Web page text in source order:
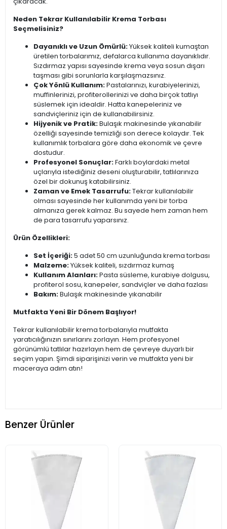
Neden Tekrar Kullanılabilir Krema Torbası
Seçmelisiniz?
Dayanıklı ve Uzun Ömürlü:Yüksek kaliteli kumaştan
üretilen torbalarımız, defalarca kullanıma dayanıklıdır.
Sızdırmaz yapısı sayesinde krema veya sosun dışarı
taşması gibi sorunlarla karşılaşmazsınız.
Çok Yönlü Kullanım:Pastalarınızı, kurabiyelerinizi,
muffinlerinizi, profiterollerinizi ve daha birçok tatlıyı
süslemek için idealdir. Hatta kanepeleriniz ve
sandviçleriniz için de kullanabilirsiniz.
Hijyenik ve Pratik:Bulaşık makinesinde yıkanabilir
özelliği sayesinde temizliği son derece kolaydır. Tek
kullanımlık torbalara göre daha ekonomik ve çevre
dostudur.
Profesyonel Sonuçlar:Farklı boylardaki metal
uçlarıyla istediğiniz deseni oluşturabilir, tatlılarınıza
özel bir dokunuş katabilirsiniz.
Zaman ve Emek Tasarrufu:Tekrar kullanılabilir
olması sayesinde her kullanımda yeni bir torba
almanıza gerek kalmaz. Bu sayede hem zaman hem
de para tasarrufu yaparsınız.
Ürün Özellikleri:
Set İçeriği:5 adet 50 cm uzunluğunda krema torbası
Malzeme:Yüksek kaliteli, sızdırmaz kumaş
Kullanım Alanları:Pasta süsleme, kurabiye dolgusu,
profiterol sosu, kanepeler, sandviçler ve daha fazlası
Bakım:Bulaşık makinesinde yıkanabilir
Mutfakta Yeni Bir Dönem Başlıyor!
Tekrar kullanılabilir krema torbalarıyla mutfakta
yaratıcılığınızın sınırlarını zorlayın. Hem profesyonel
görünümlü tatlılar hazırlayın hem de çevreye duyarlı bir
seçim yapın. Şimdi siparişinizi verin ve mutfakta yeni bir
maceraya adım atın!
Benzer Ürünler